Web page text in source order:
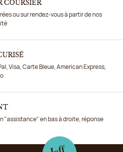
COURSIER
ou sur rendez-vous à partir de nos
Visa, Carte Bleue, American Express,
"assistance" en bas à droite, réponse